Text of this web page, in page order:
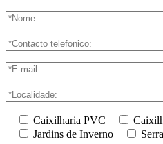
Caixilharia PVC
Jardins de Inverno